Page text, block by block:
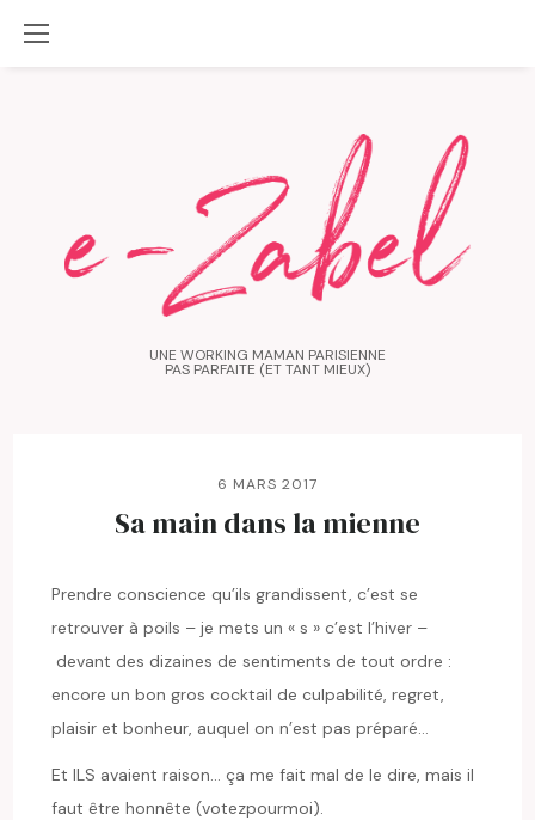
UNE WORKING MAMAN PARISIENNE
PAS PARFAITE (ET TANT MIEUX)
6 MARS 2017
Sa main dans la mienne
Prendre conscience qu’ils grandissent, c’est se
retrouver à poils – je mets un « s » c’est l’hiver –
devant des dizaines de sentiments de tout ordre :
encore un bon gros cocktail de culpabilité, regret,
plaisir et bonheur, auquel on n’est pas préparé…
Et ILS avaient raison… ça me fait mal de le dire, mais il
faut être honnête (votezpourmoi).